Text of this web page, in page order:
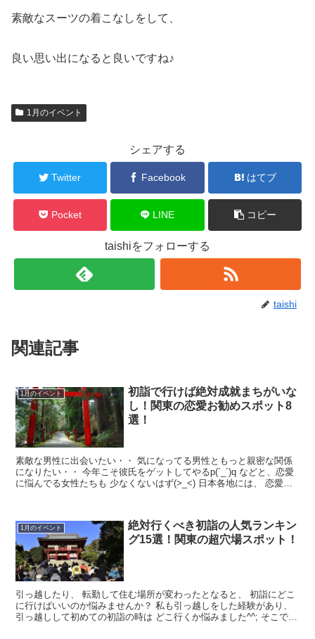
素敵なスーツの着こなしをして、
良い思い出になると良いですね♪
1月のイベント
シェアする
Twitter Facebook はてブ
Pocket LINE コピー
taishiをフォローする
taishi
関連記事
1月のイベント
初詣で行けば絶対成就まちがいな
し！関東の恋愛お勧めスポット8
選！
素敵な男性に出会いたい・・ 気になってる男性ともっと親密な関係
になりたい・・ 今年こそ彼氏をゲットしてやるp(`_´)q などと、恋愛
に悩んでる女性たちも 少なくないはず(>_<) 日本各地には、 恋愛成
1月のイベント
絶対行くべき初詣の人気ランキン
グ15選！関東の超穴場スポット！
引っ越したり、 転勤して住む場所が変わったとなると、 初詣にどこ
に行けばいいのか悩みませんか？ 私も引っ越しをした経験があり、
引っ越しして初めての初詣の時は どこ行くか悩みました^^; そこで、